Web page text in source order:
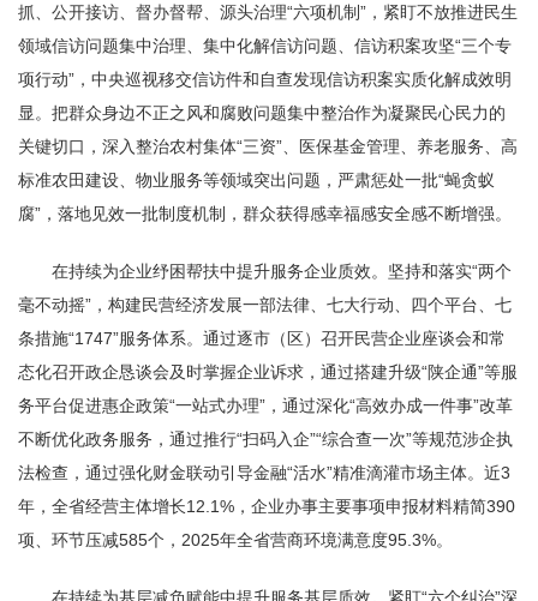
抓、公开接访、督办督帮、源头治理“六项机制”，紧盯不放推进民生
领域信访问题集中治理、集中化解信访问题、信访积案攻坚“三个专
项行动”，中央巡视移交信访件和自查发现信访积案实质化解成效明
显。把群众身边不正之风和腐败问题集中整治作为凝聚民心民力的
关键切口，深入整治农村集体“三资”、医保基金管理、养老服务、高
标准农田建设、物业服务等领域突出问题，严肃惩处一批“蝇贪蚁
腐”，落地见效一批制度机制，群众获得感幸福感安全感不断增强。
在持续为企业纾困帮扶中提升服务企业质效。坚持和落实“两个
毫不动摇”，构建民营经济发展一部法律、七大行动、四个平台、七
条措施“1747”服务体系。通过逐市（区）召开民营企业座谈会和常
态化召开政企恳谈会及时掌握企业诉求，通过搭建升级“陕企通”等服
务平台促进惠企政策“一站式办理”，通过深化“高效办成一件事”改革
不断优化政务服务，通过推行“扫码入企”“综合查一次”等规范涉企执
法检查，通过强化财金联动引导金融“活水”精准滴灌市场主体。近3
年，全省经营主体增长12.1%，企业办事主要事项申报材料精简390
项、环节压减585个，2025年全省营商环境满意度95.3%。